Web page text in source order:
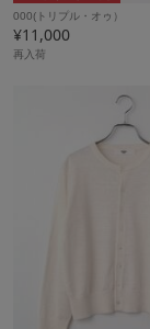
000(トリプル・オゥ）
¥11,000
再入荷